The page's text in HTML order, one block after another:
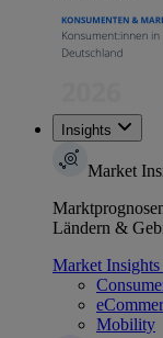
Insights
Market
Ländern &
Market Insights
Mobility